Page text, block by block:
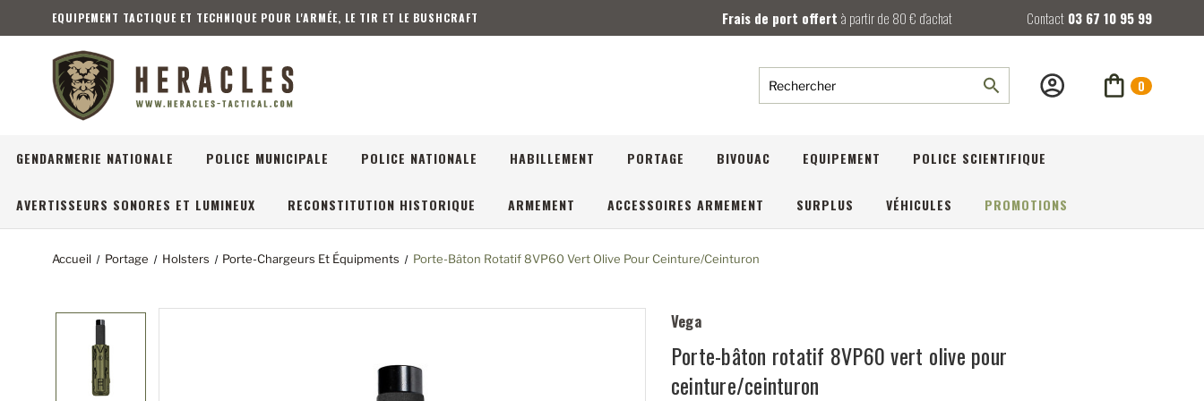
EQUIPEMENT TACTIQUE ET TECHNIQUE POUR L'ARMÉE, LE TIR ET LE BUSHCRAFT Frais de port offert à partir de 80 € d’achat Contact 03 67 10 95 99
Rechercher 0
GENDARMERIE NATIONALE POLICE MUNICIPALE POLICE NATIONALE HABILLEMENT PORTAGE BIVOUAC EQUIPEMENT POLICE SCIENTIFIQUE
AVERTISSEURS SONORES ET LUMINEUX RECONSTITUTION HISTORIQUE ARMEMENT ACCESSOIRES ARMEMENT SURPLUS VÉHICULES PROMOTIONS
Accueil Portage Holsters Porte-Chargeurs Et Équipments Porte-Bâton Rotatif 8VP60 Vert Olive Pour Ceinture/ceinturon
Vega
Porte-bâton rotatif 8VP60 vert olive pour
ceinture/ceinturon